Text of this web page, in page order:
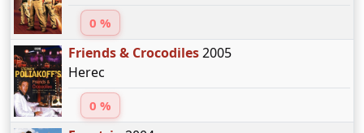
0 %
Friends & Crocodiles2005
Herec
0 %